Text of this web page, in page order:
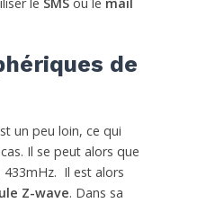
de
un peu loin, ce qui
Il se peut alors que
Il est alors
Z-wave. Dans sa